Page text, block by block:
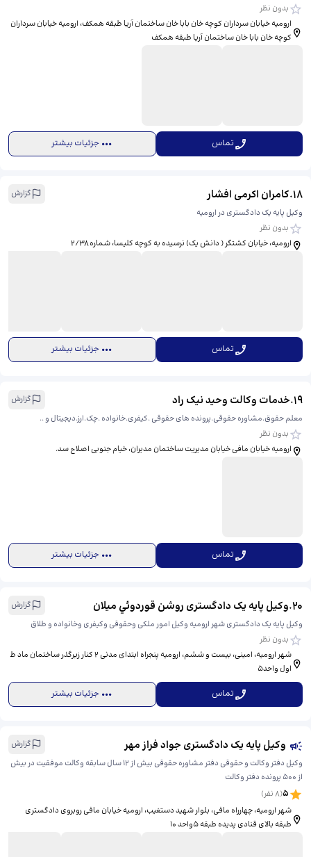
بدون نظر
ارومیه خیابان سرداران کوچه خان بابا خان ساختمان آریا طبقه همکف، ​ارومیه خیابان سرداران
کوچه خان بابا خان ساختمان آریا طبقه همکف
تماس جزئیات بیشتر
18
.کامران اکرمی افشار
گزارش
وکیل پایه یک دادگستری در ارومیه
بدون نظر
ارومیه، خیابان کشتگر ( دانش یک) نرسیده به کوچه کلیسا، شماره ۲/۳۸
تماس جزئیات بیشتر
19
.خدمات وکالت وحید نیک راد
گزارش
معلم حقوق.مشاوره حقوقی.پرونده های حقوقی .کیفری.خانواده .چک.ارز.دیجیتال و ..
بدون نظر
ارومیه خیابان مافی خیابان مدیریت ساختمان مدیران، ​خیام جنوبی اصلاح سد.
تماس جزئیات بیشتر
20
.وکیل پایه یک دادگستری روشن قوردوئي میلان
گزارش
وکیل پایه یک دادگستری شهر ارومیه وکیل امور ملکی و‌حقوقی و‌کیفری و‌خانواده و طلاق
بدون نظر
شهر ارومیه، امینی، بیست و ششم، ​ارومیه پنجراه ابتدای مدنی ۲ کنار زیرگذر ساختمان ماد ط
اول واحد۵
تماس جزئیات بیشتر
وکیل پایه یک دادگستری جواد فراز مهر
گزارش
وکیل دفتر وکالت و حقوقی دفتر مشاوره حقوقی بیش از 12 سال سابقه وکالت موفقیت در بیش
از 500 پرونده دفتر وکالت
5
(
8نفر)
شهر ارومیه، چهارراه مافی، بلوار شهید دستغیب، ​ارومیه خیابان مافی روبروی دادگستری
طبقه بالای قنادی پدیده طبقه 5واحد 10